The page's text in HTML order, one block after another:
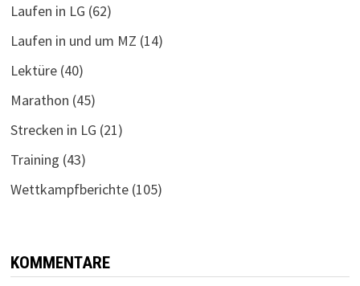
Laufen in LG (62)
Laufen in und um MZ (14)
Lektüre(40)
Marathon (45)
Strecken in LG (21)
Training (43)
Wettkampfberichte(105)
KOMMENTARE